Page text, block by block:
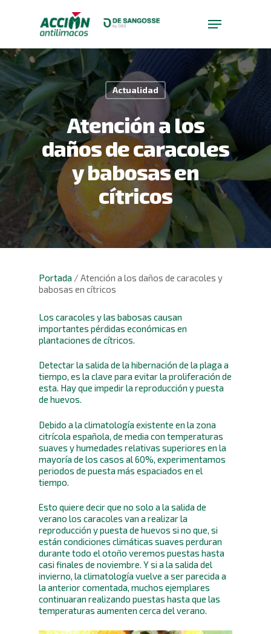
Menu
Actualidad
Atención a los
daños de caracoles
y babosas en
cítricos
Portada / Atención a los daños de caracoles y
babosas en cítricos
Los caracoles y las babosas causan
importantes pérdidas económicas en
plantaciones de cítricos.
Detectar la salida de la hibernación de la plaga a
tiempo, es la clave para evitar la proliferación de
esta. Hay que impedir la reproducción y puesta
de huevos.
Debido a la climatología existente en la zona
citrícola española, de media con temperaturas
suaves y humedades relativas superiores en la
mayoría de los casos al 60%, experimentamos
periodos de puesta más espaciados en el
tiempo.
Esto quiere decir que no solo a la salida de
verano los caracoles van a realizar la
reproducción y puesta de huevos si no que, si
están condiciones climáticas suaves perduran
durante todo el otoño veremos puestas hasta
casi finales de noviembre. Y si a la salida del
invierno, la climatología vuelve a ser parecida a
la anterior comentada, muchos ejemplares
continuaran realizando puestas hasta que las
temperaturas aumenten cerca del verano.
Menu